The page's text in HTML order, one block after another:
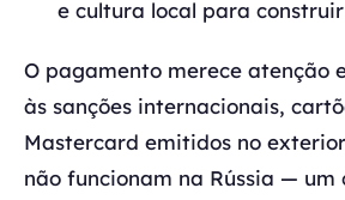
e cultura local para
O pagamento merece atenção
às sanções internacionais,
Mastercard emitidos no
não funcionam na Rússia — um